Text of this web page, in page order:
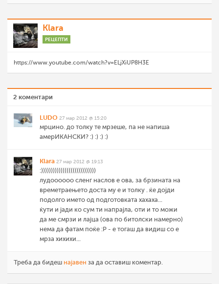
Klara
РЕЦЕПТИ
https://www.youtube.com/watch?v=ELjXiUP8H3E
2 коментари
LUDO 27 мар 2012 @ 15:20
мрцино. до толку те мрзеше, па не напиша
амерИКАНСКИ? :) :) :) :)
Klara 27 мар 2012 @ 19:13
:))))))))))))))))))))))))))))
лудоооооо сленг наслов е ова, за брзината на
времетраењето доста му е и толку . ќе дојди
подолго името од подготовката хахаха...
ќути и јади ко сум ти напрајла, оти и то можи
да ме смрзи и лајца (ова по битолски намерно)
нема да фатам поќе :P - е тогаш да видиш со е
мрза хихихи...
Треба да бидеш најавен за да оставиш коментар.